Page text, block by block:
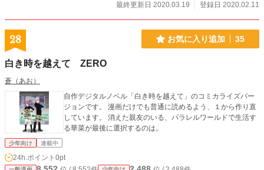
最終更新日 2020.03.19
登録日 2020.02.11
28 お気に入り追加 35
白き時を越えて ZERO
蒼（あお）
自作デジタルノベル「白き時を越えて」のコミカライズバー
ジョンです。 漫画だけでも普通に読めるよう、１から作り直
しています。 消えた親友のいる、パラレルワールドで生活す
る華菜が最後に選択するのは。
少年向け 連載中
24h.ポイント 0pt